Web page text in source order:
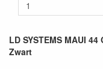
LD SYSTEMS MAUI
Zwart